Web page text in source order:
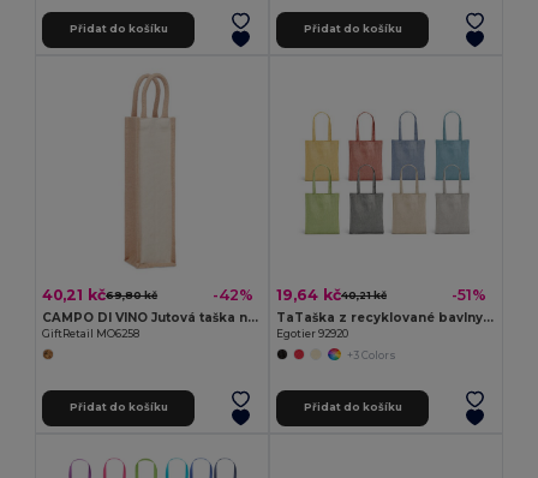
Přidat do košíku Přidat do košíku
40,21 kč69,80 kč -42%
CAMPO DI VINO Jutová taška na 1 láhev
GiftRetail MO6258
Přidat do košíku
19,64 kč40,21 kč -51%
TaTaška z recyklované bavlny (70 %) a polyesteru (30 % rPET) (140 g/m²)
Egotier 92920
+3 Colors
Přidat do košíku